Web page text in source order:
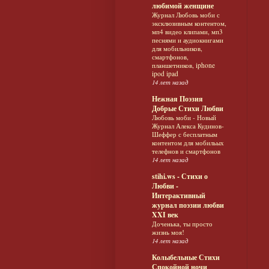
любимой женщине
Журнал Любовь моби с
эксклюзивным контентом,
мп4 видео клипами, мп3
песнями и аудиокнигами
для мобильников,
смартфонов,
планшетников, iphone
ipod ipad
14 лет назад
Нежная Поэзия
Добрые Стихи Любви
Любовь моби - Новый
Журнал Алекса Кудинов-
Шеффер с бесплатным
контентом для мобильых
телефнов и смартфонов
14 лет назад
stihi.ws - Стихи о
Любви -
Интерактивный
журнал поэзии любви
XXI век
Доченька, ты просто
жизнь моя!
14 лет назад
Колыбельные Стихи